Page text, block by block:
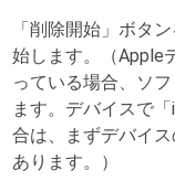
「削除開始」ボタ
始します。（Apple
っている場合、ソ
ます。デバイスで
合は、まずデバイ
あります。）